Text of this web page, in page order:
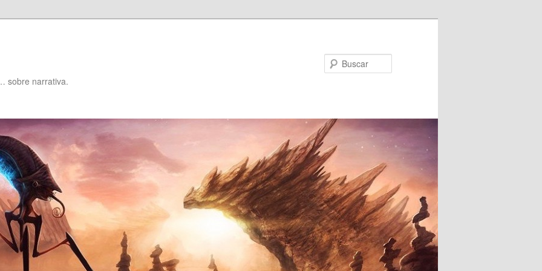
sobre narrativa.